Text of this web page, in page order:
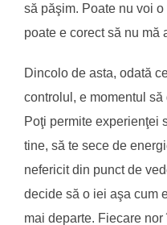
să păşim. Poate nu voi
poate e corect să nu mă
Dincolo de asta, odată
controlul, e momentul
Poţi permite experienţei
tine, să te sece de
nefericit din punct de
decide să o iei aşa cum
mai departe. Fiecare